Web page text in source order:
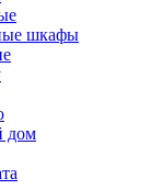
шкафы
дом